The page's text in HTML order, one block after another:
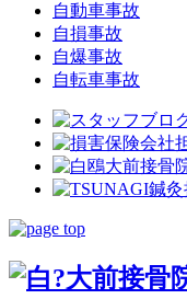
自動車事故
自損事故
自爆事故
自転車事故